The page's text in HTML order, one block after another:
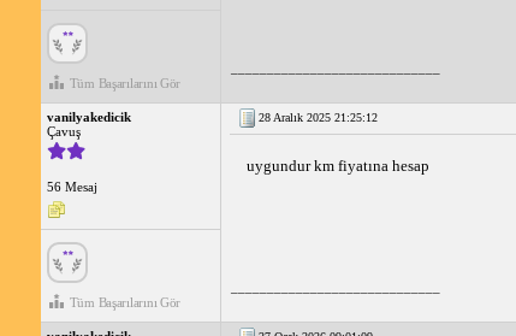
Tüm Başarılarını Gör
vanilyakedicik
Çavuş
56 Mesaj
Tüm Başarılarını Gör
28 Aralık 2025 21:25:12
uygundur km fiyatına hesap